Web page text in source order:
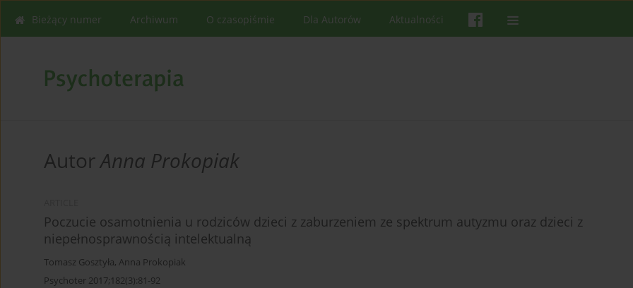
Bieżący numer Archiwum O czasopiśmie Dla Autorów Aktualności
AutorAnna Prokopiak
Poczucie osamotnienia u rodziców dzieci z zaburzeniem ze spektrum autyzmu oraz dzieci z
niepełnosprawnością intelektualną
Tomasz Gosztyła, Anna Prokopiak
Psychoter 2017;182(3):81-92